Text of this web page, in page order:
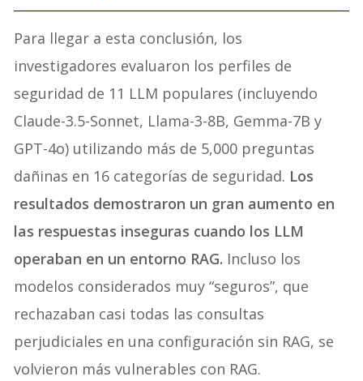
Para llegar a esta conclusión, los
investigadores evaluaron los perfiles de
seguridad de 11 LLM populares (incluyendo
Claude-3.5-Sonnet, Llama-3-8B, Gemma-7B y
GPT-4o) utilizando más de 5,000 preguntas
dañinas en 16 categorías de seguridad. Los
resultados demostraron un gran aumento en
las respuestas inseguras cuando los LLM
operaban en un entorno RAG. Incluso los
modelos considerados muy “seguros”, que
rechazaban casi todas las consultas
perjudiciales en una configuración sin RAG, se
volvieron más vulnerables con RAG.